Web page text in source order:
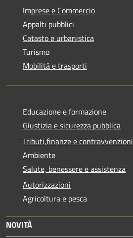
Imprese e Commercio
Appalti pubblici
Catasto e urbanistica
Turismo
Mobilità e trasporti
Educazione e formazione
Giustizia e sicurezza pubblica
Tributi,finanze e contravvenzioni
Ambiente
Salute, benessere e assistenza
Autorizzazioni
Agricoltura e pesca
NOVITÀ